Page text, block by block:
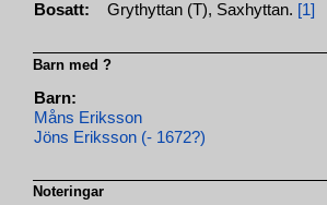
Bosatt: Grythyttan (T), Saxhyttan. [1]
Barn med ?
Barn:
Måns Eriksson
Jöns Eriksson (- 1672?)
Noteringar